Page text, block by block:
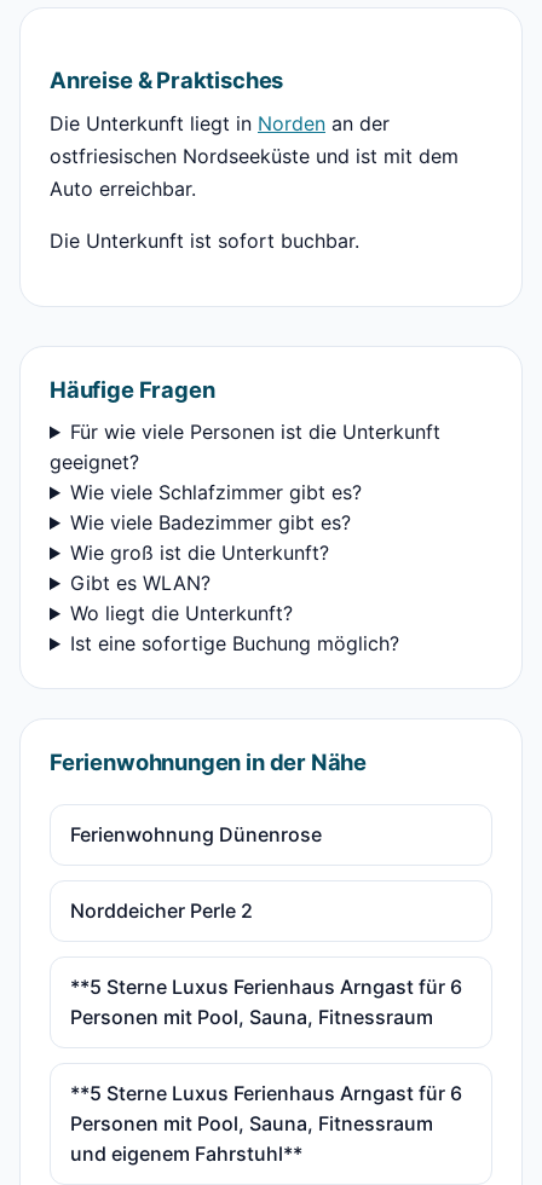
Anreise & Praktisches
Die Unterkunft liegt in Norden an der
ostfriesischen Nordseeküste und ist mit dem
Auto erreichbar.
Die Unterkunft ist sofort buchbar.
Häufige Fragen
Für wie viele Personen ist die Unterkunft
geeignet?
Wie viele Schlafzimmer gibt es?
Wie viele Badezimmer gibt es?
Wie groß ist die Unterkunft?
Gibt es WLAN?
Wo liegt die Unterkunft?
Ist eine sofortige Buchung möglich?
Ferienwohnungen in der Nähe
Ferienwohnung Dünenrose
Norddeicher Perle 2
**5 Sterne Luxus Ferienhaus Arngast für 6
Personen mit Pool, Sauna, Fitnessraum
**5 Sterne Luxus Ferienhaus Arngast für 6
Personen mit Pool, Sauna, Fitnessraum
und eigenem Fahrstuhl**